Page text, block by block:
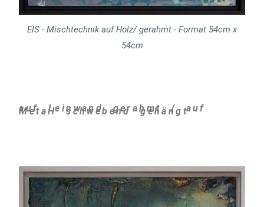
EIS - Mischtechnik auf Holz/ gerahmt - Format 54cm x
54cm
auf Leinwand gerahmt / auf
Metall schwebend gehängt